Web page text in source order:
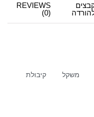
REVIEWS
(0)
משקל קיבולת